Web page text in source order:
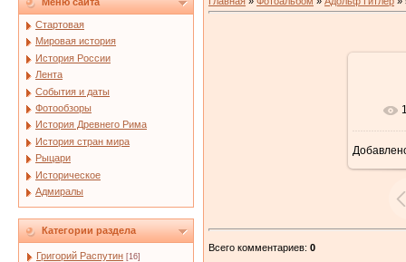
Стартовая
Мировая история
История России
Лента
События и даты
Фотообзоры
История Древнего Рима
История стран мира
Рыцари
Историческое
Адмиралы
Категории раздела
Григорий Распутин [16]
Всего комментариев: 0